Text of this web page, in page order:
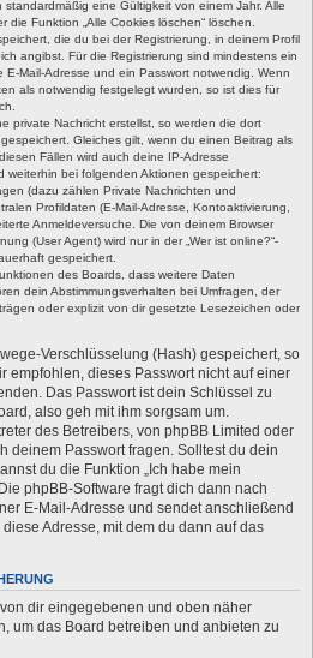
eine Gültigkeit von einem Jahr. Alle
die Funktion „Alle Cookies löschen“ löschen.
die du bei der Registrierung, in deinem Profil
angibst. Für die Registrierung sind mindestens ein
Mail-Adresse und ein Passwort notwendig. Wenn
als notwendig festgelegt wurden, so ist dies für
private Nachricht erstellst, so werden die dort
Gleiches gilt, wenn du einen Beitrag als
Fällen wird auch deine IP-Adresse
weiterhin bei folgenden Aktionen gespeichert:
(dazu zählen Private Nachrichten und
Profildaten (E-Mail-Adresse, Kontoaktivierung,
Anmeldeversuche. Die von deinem Browser
(User Agent) wird nur in der „Wer ist online?“-
gespeichert.
des Boards, dass weitere Daten
dein Abstimmungsverhalten bei Umfragen, der
oder explizit von dir gesetzte Lesezeichen oder
Verschlüsselung (Hash) gespeichert, so
empfohlen, dieses Passwort nicht auf einer
Das Passwort ist dein Schlüssel zu
also geh mit ihm sorgsam um.
des Betreibers, von phpBB Limited oder
deinem Passwort fragen. Solltest du dein
du die Funktion „Ich habe mein
phpBB-Software fragt dich dann nach
E-Mail-Adresse und sendet anschließend
Adresse, mit dem du dann auf das
dir eingegebenen und oben näher
um das Board betreiben und anbieten zu